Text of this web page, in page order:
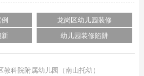
龙岗区幼儿园装修
新
幼儿园装修陷阱
教科院附属幼儿园（南山托幼）